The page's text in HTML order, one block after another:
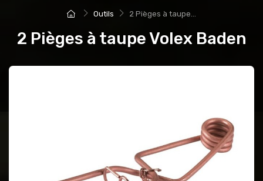
Outils 2 Pièges à taupe...
2 Pièges à taupe Volex Baden